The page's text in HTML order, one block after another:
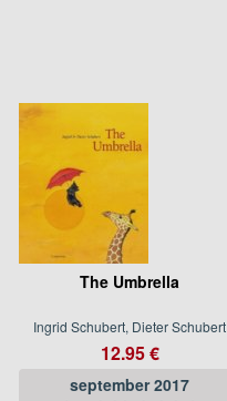
The Umbrella
Ingrid Schubert, Dieter Schubert
12.95 €
september 2017